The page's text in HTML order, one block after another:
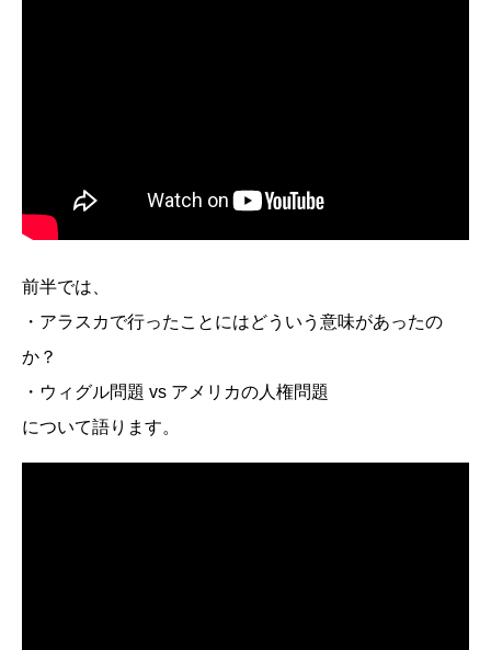
前半では、
・アラスカで行ったことにはどういう意味があったの
か？
・ウィグル問題 vs アメリカの人権問題
について語ります。